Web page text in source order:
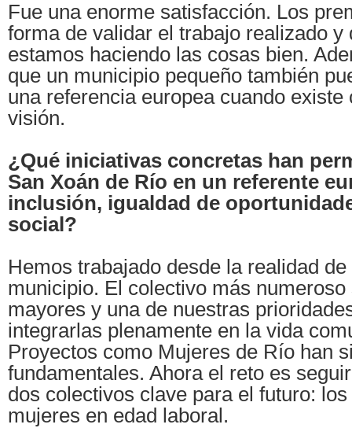
Fue una enorme satisfacción. Los
forma de validar el trabajo realizado y
estamos haciendo las cosas bien.
que un municipio pequeño también
una referencia europea cuando existe
visión.
¿Qué iniciativas concretas han
San Xoán de Río en un referente
inclusión, igualdad de
social?
Hemos trabajado desde la realidad
municipio. El colectivo más
mayores y una de nuestras
integrarlas plenamente en la vida
Proyectos como Mujeres de Río han
fundamentales. Ahora el reto es
dos colectivos clave para el futuro:
mujeres en edad laboral.